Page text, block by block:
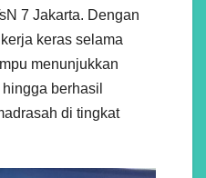
7 Jakarta. Dengan
keras selama
menunjukkan
berhasil
di tingkat